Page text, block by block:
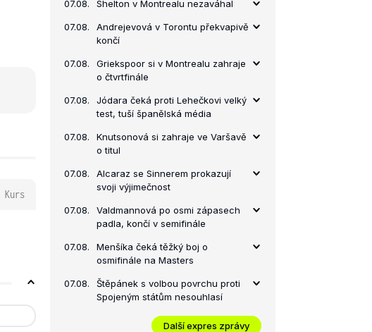
Kurs
07.08. Shelton v Montrealu nezaváhal
07.08.
Andrejevová v Torontu překvapivě
končí
07.08.
Griekspoor si v Montrealu zahraje
o čtvrtfinále
07.08.
Jódara čeká proti Lehečkovi velký
test, tuší španělská média
07.08.
Knutsonová si zahraje ve Varšavě
o titul
07.08.
Alcaraz se Sinnerem prokazují
svoji výjimečnost
07.08.
Valdmannová po osmi zápasech
padla, končí v semifinále
07.08.
Menšíka čeká těžký boj o
osmifinále na Masters
07.08.
Štěpánek s volbou povrchu proti
Spojeným státům nesouhlasí
Další expres zprávy